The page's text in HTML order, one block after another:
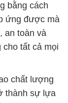
bằng cách
ứng được mà
an toàn và
tất cả mọi
chất lượng
thành sự lựa